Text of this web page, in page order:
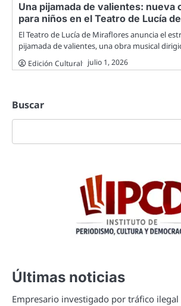
Una pijamada de valientes: nueva
para niños en el Teatro de Lucía
El Teatro de Lucía de Miraflores anuncia el
pijamada de valientes, una obra musical
Edición Cultural julio 1, 2026
Buscar
Últimas noticias
Empresario investigado por tráfico ilegal